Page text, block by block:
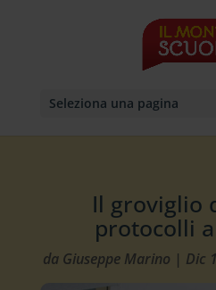
Seleziona una pagina
Il groviglio
protocolli
da Giuseppe Marino | Dic